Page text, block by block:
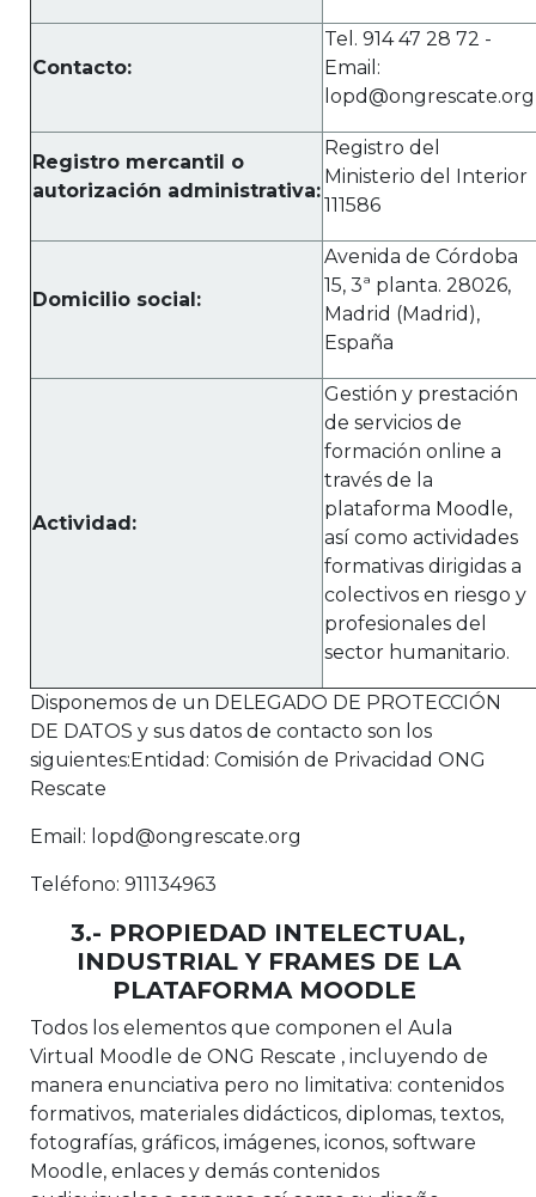
Contacto:
Tel. 914 47 28 72 -
Email:
lopd@ongrescate.org
Registro mercantil o
autorización administrativa:
Registro del
Ministerio del Interior
111586
Domicilio social:
Avenida de Córdoba
15, 3ª planta. 28026,
Madrid (Madrid),
España
Actividad:
Gestión y prestación
de servicios de
formación online a
través de la
plataforma Moodle,
así como actividades
formativas dirigidas a
colectivos en riesgo y
profesionales del
sector humanitario.
Disponemos de un DELEGADO DE PROTECCIÓN
DE DATOS y sus datos de contacto son los
siguientes:Entidad: Comisión de Privacidad ONG
Rescate
Email: lopd@ongrescate.org
Teléfono: 911134963
3.- PROPIEDAD INTELECTUAL,
INDUSTRIAL Y FRAMES DE LA
PLATAFORMA MOODLE
Todos los elementos que componen el Aula
Virtual Moodle de ONG Rescate , incluyendo de
manera enunciativa pero no limitativa: contenidos
formativos, materiales didácticos, diplomas, textos,
fotografías, gráficos, imágenes, iconos, software
Moodle, enlaces y demás contenidos